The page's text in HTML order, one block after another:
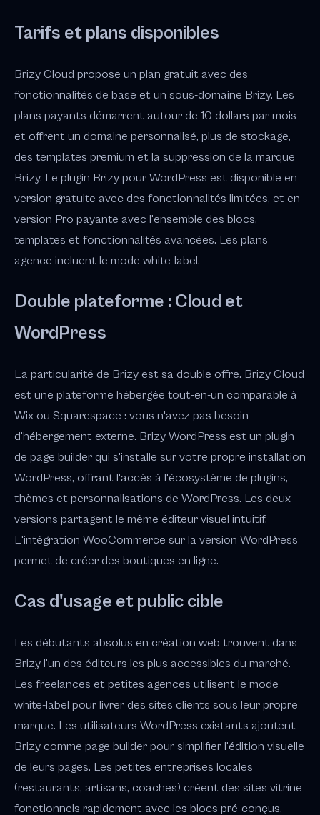
Tarifs et plans disponibles
Brizy Cloud propose un plan gratuit avec des
fonctionnalités de base et un sous-domaine Brizy. Les
plans payants démarrent autour de 10 dollars par mois
et offrent un domaine personnalisé, plus de stockage,
des templates premium et la suppression de la marque
Brizy. Le plugin Brizy pour WordPress est disponible en
version gratuite avec des fonctionnalités limitées, et en
version Pro payante avec l'ensemble des blocs,
templates et fonctionnalités avancées. Les plans
agence incluent le mode white-label.
Double plateforme : Cloud et
WordPress
La particularité de Brizy est sa double offre. Brizy Cloud
est une plateforme hébergée tout-en-un comparable à
Wix ou Squarespace : vous n'avez pas besoin
d'hébergement externe. Brizy WordPress est un plugin
de page builder qui s'installe sur votre propre installation
WordPress, offrant l'accès à l'écosystème de plugins,
thèmes et personnalisations de WordPress. Les deux
versions partagent le même éditeur visuel intuitif.
L'intégration WooCommerce sur la version WordPress
permet de créer des boutiques en ligne.
Cas d'usage et public cible
Les débutants absolus en création web trouvent dans
Brizy l'un des éditeurs les plus accessibles du marché.
Les freelances et petites agences utilisent le mode
white-label pour livrer des sites clients sous leur propre
marque. Les utilisateurs WordPress existants ajoutent
Brizy comme page builder pour simplifier l'édition visuelle
de leurs pages. Les petites entreprises locales
(restaurants, artisans, coaches) créent des sites vitrine
fonctionnels rapidement avec les blocs pré-conçus.